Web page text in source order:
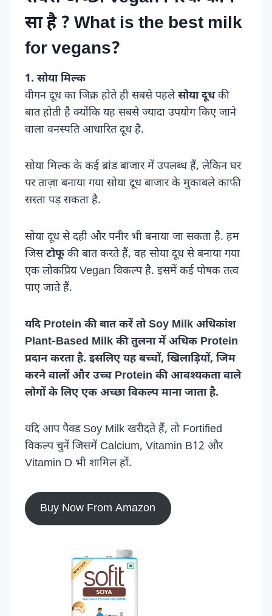
सा है ? What is the best milk
for vegans?
1. सोया मिल्क
वीगन दूध का जिक्र होते ही सबसे पहलेसोया दूधकी
बात होती है क्योंकि यह सबसे ज्यादा उपयोग किए जाने
वाला वनस्पति आधारित दूध है.
सोया मिल्क के कई ब्रांड बाजार में उपलब्ध हैं, लेकिन घर
पर ताज़ा बनाया गया सोया दूध बाजार के मुकाबले काफी
सस्ता पड़ सकता है.
सोया दूध से दही और पनीर भी बनाया जा सकता है. हम
जिसटोफूकी बात करते हैं, वह सोया दूध से बनाया गया
एक लोकप्रिय Vegan विकल्प है. इसमें कई पोषक तत्व
पाए जाते हैं.
यदि Protein की बात करें तो Soy Milk अधिकांश
Plant-Based Milk की तुलना में अधिक Protein
प्रदान करता है. इसलिए यह बच्चों, खिलाड़ियों, जिम
करने वालों और उच्च Protein की आवश्यकता वाले
लोगों के लिए एक अच्छा विकल्प माना जाता है.
यदि आप पैक्ड Soy Milk खरीदते हैं, तो Fortified
विकल्प चुनें जिसमें Calcium, Vitamin B12 और
Vitamin D भी शामिल हों.
Buy Now From Amazon